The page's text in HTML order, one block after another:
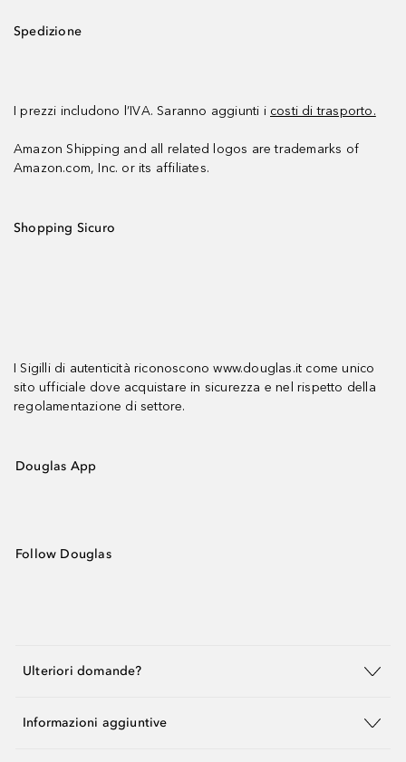
Spedizione
I prezzi includono l’IVA. Saranno aggiunti i costi di trasporto.
Amazon Shipping and all related logos are trademarks of
Amazon.com, Inc. or its affiliates.
Shopping Sicuro
I Sigilli di autenticità riconoscono www.douglas.it come unico
sito ufficiale dove acquistare in sicurezza e nel rispetto della
regolamentazione di settore.
Douglas App
Follow Douglas
Ulteriori domande?
Informazioni aggiuntive